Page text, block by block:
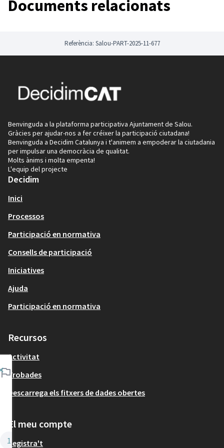
donats d'alta al portal.
Documents relacionats
Referència: Salou-PART-2025-11-677
Benvinguda a la plataforma participativa Ajuntament de Salou.
Gràcies per ajudar-nos a fer créixer la participació ciutadana!
Benvinguda a Decidim Catalunya i t'animem a empoderar la ciutadania
per impulsar una democràcia de qualitat.
Molts ànims i molta empenta!
L'equip del projecte
Decidim
Inici
Processos
Participació en normativa
Consells de participació
Iniciatives
Ajuda
Participació en normativa
Recursos
Activitat
Trobades
Descarrega els fitxers de dades obertes
El meu compte
Registra't
Fases
del
1
Consulta pública